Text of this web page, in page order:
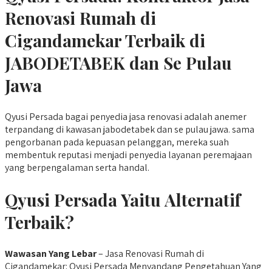
Renovasi Rumah di
Cigandamekar Terbaik di
JABODETABEK dan Se Pulau
Jawa
Qyusi Persada bagai penyedia jasa renovasi adalah anemer
terpandang di kawasan jabodetabek dan se pulau jawa. sama
pengorbanan pada kepuasan pelanggan, mereka suah
membentuk reputasi menjadi penyedia layanan peremajaan
yang berpengalaman serta handal.
Qyusi Persada Yaitu Alternatif
Terbaik?
Wawasan Yang Lebar– Jasa Renovasi Rumah di
Cigandamekar: Qyusi Persada Menyandang Pengetahuan Yang